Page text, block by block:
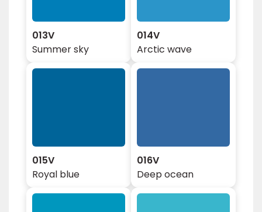
013V
Summer sky
014V
Arctic wave
015V
Royal blue
016V
Deep ocean